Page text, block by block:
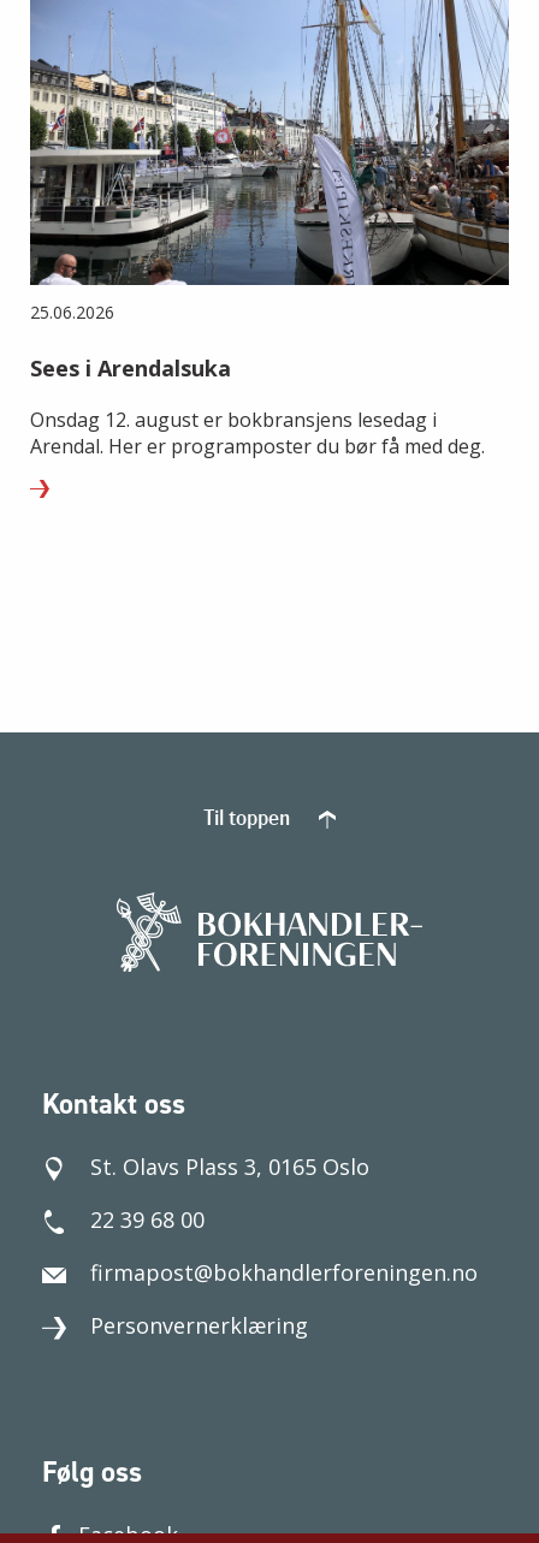
25.06.2026
Sees i Arendalsuka
Onsdag 12. august er bokbransjens lesedag i
Arendal. Her er programposter du bør få med deg.
Kontakt oss
St. Olavs Plass 3, 0165 Oslo
22 39 68 00
firmapost@bokhandlerforeningen.no
Personvernerklæring
Følg oss
Facebook
Til toppen